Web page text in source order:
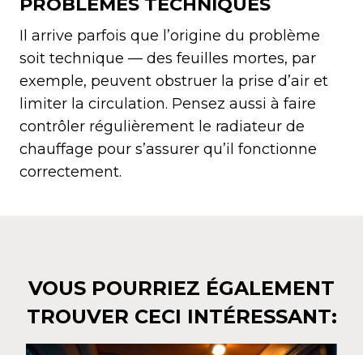
Il arrive parfois que l’origine du problème
soit technique — des feuilles mortes, par
exemple, peuvent obstruer la prise d’air et
limiter la circulation. Pensez aussi à faire
contrôler régulièrement le radiateur de
chauffage pour s’assurer qu’il fonctionne
correctement.
VOUS POURRIEZ ÉGALEMENT
TROUVER CECI INTÉRESSANT: